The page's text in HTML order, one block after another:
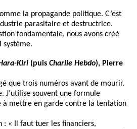
la propagande politique. C’est
parasitaire et destructrice.
fondamentale, nous avons créé
système.
Kiri (puis Charlie Hebdo), Pierre
que trois numéros avant de mourir.
souvent une formule
à mettre en garde contre la tentation
: « Il faut tuer les financiers,